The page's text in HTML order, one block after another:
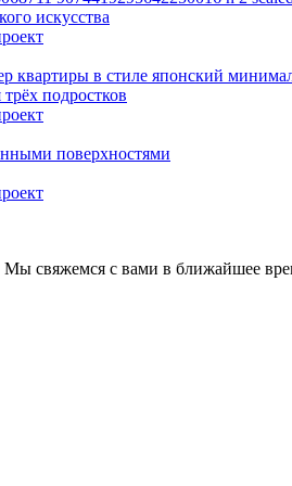
искусства
подростков
Мы свяжемся с вами в ближайшее